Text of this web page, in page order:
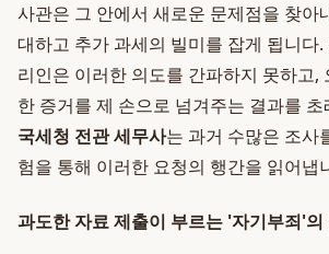
사관은 그 안에서 새로운 문제점을 찾아
대하고 추가 과세의 빌미를 잡게 됩니다.
리인은 이러한 의도를 간파하지 못하고,
한 증거를 제 손으로 넘겨주는 결과를
국세청 전관 세무사는 과거 수많은 조사
험을 통해 이러한 요청의 행간을 읽어냅
과도한 자료 제출이 부르는 '자기부죄'의